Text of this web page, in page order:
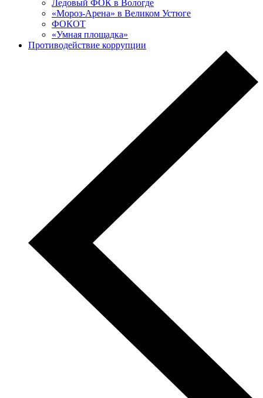
Ледовый ФОК в Вологде
«Мороз-Арена» в Великом Устюге
ФОКОТ
«Умная площадка»
Противодействие коррупции